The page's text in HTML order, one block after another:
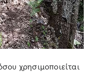
χρησιμοποιείται